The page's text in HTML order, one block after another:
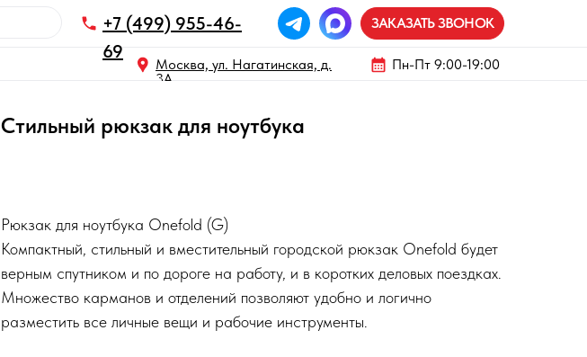
ЗАКАЗАТЬ ЗВОНОК
+7 (499) 955-46-
69
Москва, ул. Нагатинская, д.
3A
Пн-Пт 9:00-19:00
Стильный рюкзак для ноутбука
Рюкзак для ноутбука Onefold (G)
Компактный, стильный и вместительный городской рюкзак Onefold будет
верным спутником и по дороге на работу, и в коротких деловых поездках.
Множество карманов и отделений позволяют удобно и логично
разместить все личные вещи и рабочие инструменты.